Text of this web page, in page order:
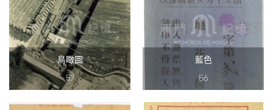
鳥瞰圖
57
藍色
56